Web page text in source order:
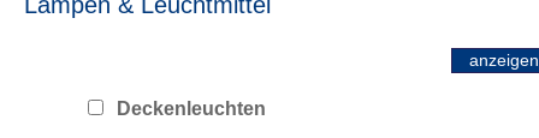
Deckenleuchten